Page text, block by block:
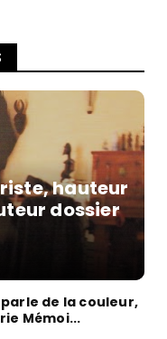
hauteur
dossier
de la couleur,
Mémoi...